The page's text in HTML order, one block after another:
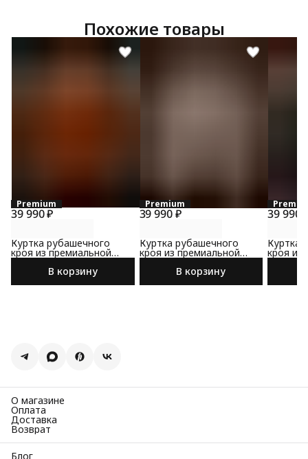
Похожие товары
Premium
39 990 ₽
Куртка рубашечного
кроя из премиальной
замши
В корзину
Premium
39 990 ₽
Куртка рубашечного
кроя из премиальной
замши
В корзину
39 990
Куртка
кроя из
замши
О магазине
Оплата
Доставка
Возврат
Блог